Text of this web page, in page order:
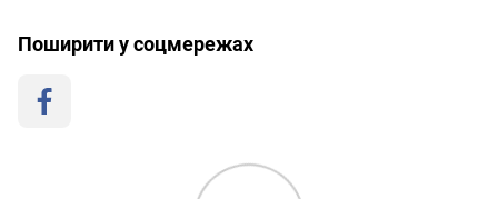
Поширити у соцмережах